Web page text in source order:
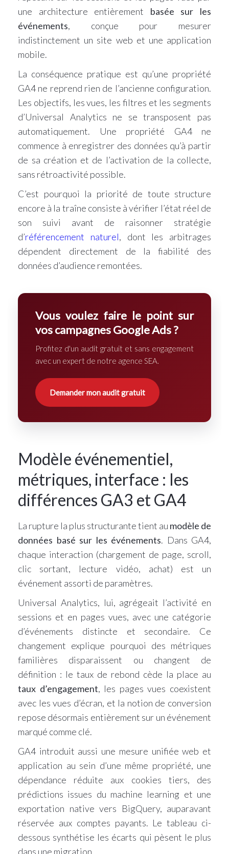
une architecture entièrement basée sur les
événements, conçue pour mesurer
indistinctement un site web et une application
mobile.
La conséquence pratique est qu’une propriété
GA4 ne reprend rien de l’ancienne configuration.
Les objectifs, les vues, les filtres et les segments
d’Universal Analytics ne se transposent pas
automatiquement. Une propriété GA4 ne
commence à enregistrer des données qu’à partir
de sa création et de l’activation de la collecte,
sans rétroactivité possible.
C’est pourquoi la priorité de toute structure
encore à la traîne consiste à vérifier l’état réel de
son suivi avant de raisonner stratégie
d’référencement naturel, dont les arbitrages
dépendent directement de la fiabilité des
données d’audience remontées.
Vous voulez faire le point sur
vos campagnes Google Ads ?
Profitez d'un audit gratuit et sans engagement
avec un expert de notre agence SEA.
Demander mon audit gratuit
Modèle événementiel,
métriques, interface : les
différences GA3 et GA4
La rupture la plus structurante tient au modèle de
données basé sur les événements. Dans GA4,
chaque interaction (chargement de page, scroll,
clic sortant, lecture vidéo, achat) est un
événement assorti de paramètres.
Universal Analytics, lui, agrégeait l’activité en
sessions et en pages vues, avec une catégorie
d’événements distincte et secondaire. Ce
changement explique pourquoi des métriques
familières disparaissent ou changent de
définition : le taux de rebond cède la place au
taux d’engagement, les pages vues coexistent
avec les vues d’écran, et la notion de conversion
repose désormais entièrement sur un événement
marqué comme clé.
GA4 introduit aussi une mesure unifiée web et
application au sein d’une même propriété, une
dépendance réduite aux cookies tiers, des
prédictions issues du machine learning et une
exportation native vers BigQuery, auparavant
réservée aux comptes payants. Le tableau ci-
dessous synthétise les écarts qui pèsent le plus
dans une migration.